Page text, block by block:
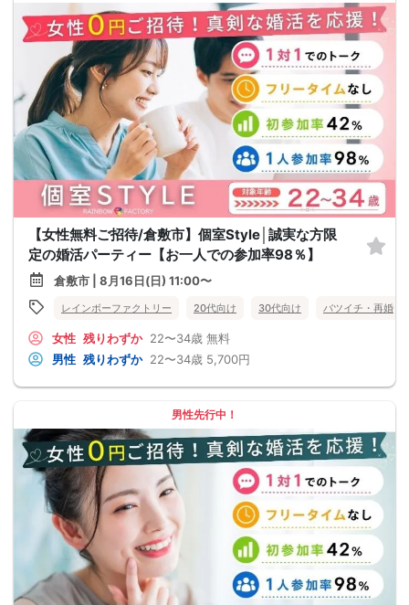
【女性無料ご招待/倉敷市】個室Style│誠実な方限
定の婚活パーティー【お一人での参加率98％】
倉敷市 | 8月16日(日) 11:00〜
レインボーファクトリー 20代向け 30代向け バツイチ・再婚
女性 残りわずか 22〜34歳 無料
男性 残りわずか 22〜34歳 5,700円
男性先行中！